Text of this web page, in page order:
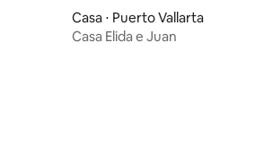
Casa ⋅ Puerto Vallarta
Casa Elida e Juan